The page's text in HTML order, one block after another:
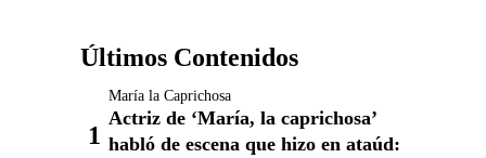
Últimos Contenidos
María la Caprichosa
Actriz de ‘María, la caprichosa’
habló de escena que hizo en ataúd: